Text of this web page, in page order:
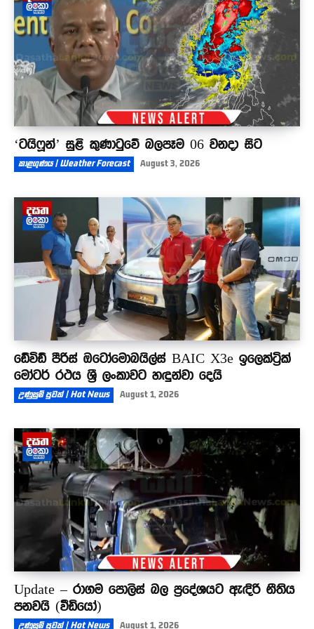
‘ටයිෆූන්’ සුළි කුණාටුවේ බලපෑම 06 වනදා සිට
කාළගුණය | Weather Forecast August 3, 2026
ඩේවිඩ් පීරිස් ඔටෝමොබයිල්ස් BAIC X3e ඉලෙක්ට්‍රික්
මෝටර් රථය ශ්‍රී ලංකාවට හඳුන්වා දෙයි
උණුසුම් පුවත් | Hot News August 1, 2026
Update – රාගම පොලිස් බල ප්‍රදේශයට ඇඳිරි නීතිය
පනවයි (වීඩියෝ)
උණුසුම් පුවත් | Hot News August 1, 2026